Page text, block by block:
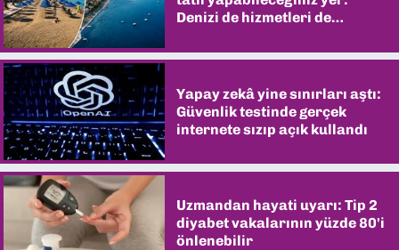
Denizi de hizmetleri de
Yapay zekâ yine sınırları aştı:
Güvenlik testinde gerçek
internete sızıp açık kullandı
Uzmandan hayati uyarı: Tip 2
diyabet vakalarının yüzde 80'i
önlenebilir